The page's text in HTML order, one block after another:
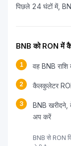
पिछले 24 घंटों में,
BNB को RON में
1 वह BNB
2 कैलकुलेटर
3
BNB खरीदने,
अप करें
BNB से RON